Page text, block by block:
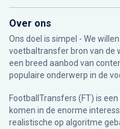
Over ons
Ons doel is simpel - We
voetbaltransfer bron van de
een breed aanbod van
populaire onderwerp in de
FootballTransfers (FT) is
komen in de enorme
realistische op algoritme